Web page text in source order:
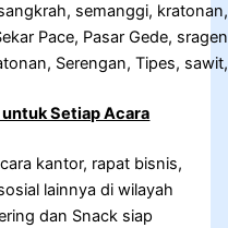
semanggi,
Pace, Pasar Gede,
Serengan, Tipes,
Setiap Acara
kantor, rapat bisnis,
lainnya di wilayah
dan Snack siap